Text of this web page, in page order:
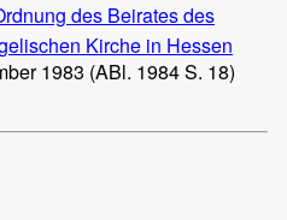
des Beirates des
Kirche in Hessen
1983 (ABl. 1984 S. 18)